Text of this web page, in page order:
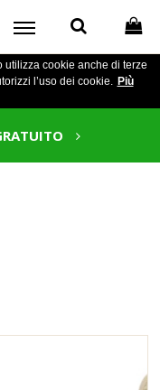
utilizza cookie anche di terze
l’uso dei cookie. Più